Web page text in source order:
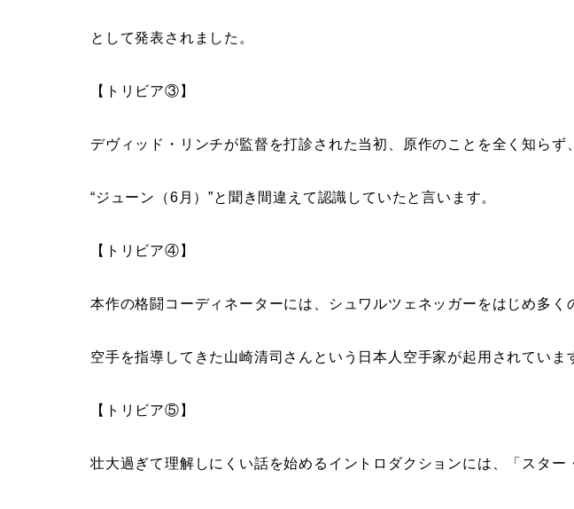
として発表されました。
【トリビア③】
デヴィッド・リンチが監督を打診された当初、原作のことを全く知らず
“ジューン（6月）”と聞き間違えて認識していたと言います。
【トリビア④】
本作の格闘コーディネーターには、シュワルツェネッガーをはじめ多く
空手を指導してきた山崎清司さんという日本人空手家が起用されていま
【トリビア⑤】
壮大過ぎて理解しにくい話を始めるイントロダクションには、「スター